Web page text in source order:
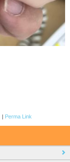
| Perma Link